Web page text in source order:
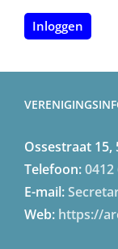
Inloggen
Ossestraat 15,
Telefoon:0412
E-mail:
Web: https://